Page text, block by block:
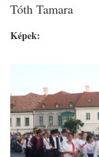
Tóth Tamara
Képek: